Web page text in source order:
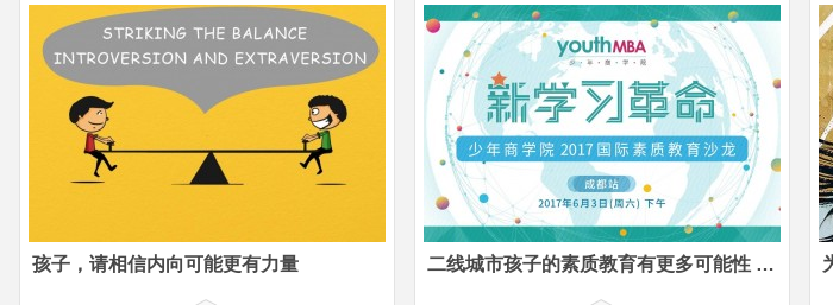
孩子，请相信内向可能更有力量 二线城市孩子的素质教育有更多可能性 | “新学习革命”沙龙成都站报名